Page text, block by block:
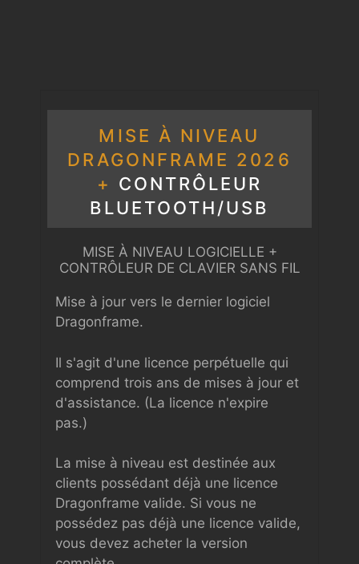
MISE À NIVEAU
DRAGONFRAME 2026
+ CONTRÔLEUR
BLUETOOTH/USB
MISE À NIVEAU LOGICIELLE +
CONTRÔLEUR DE CLAVIER SANS FIL
Mise à jour vers le dernier logiciel
Dragonframe.
Il s'agit d'une licence perpétuelle qui
comprend trois ans de mises à jour et
d'assistance. (La licence n'expire
pas.)
La mise à niveau est destinée aux
clients possédant déjà une licence
Dragonframe valide. Si vous ne
possédez pas déjà une licence valide,
vous devez acheter la version